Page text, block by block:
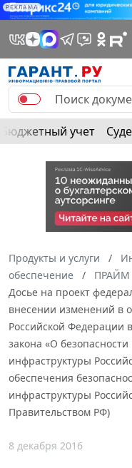
РЕКЛАМА
Бюджетный учет
Продукты и услуги
обеспечение
ПРАЙМ
Досье на проект
внесении изменений в
Российской Федерации
закона «О
инфраструктуры
обеспечения
инфраструктуры
Правительством РФ)
8 декабря 2016